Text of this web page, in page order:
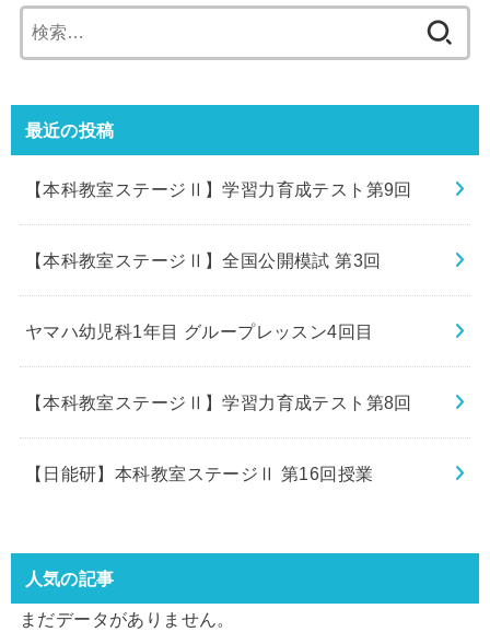
索:
最近の投稿
【本科教室ステージⅡ】学習力育成テスト第9回
【本科教室ステージⅡ】全国公開模試 第3回
ヤマハ幼児科1年目 グループレッスン4回目
【本科教室ステージⅡ】学習力育成テスト第8回
【日能研】本科教室ステージⅡ 第16回授業
人気の記事
まだデータがありません。